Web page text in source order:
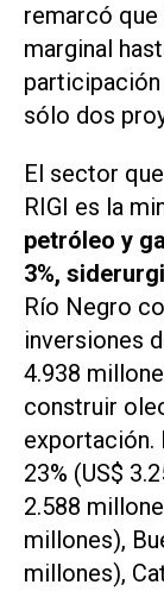
remarcó que
marginal
sólo dos
El sector
RIGI es la
petróleo y
3%,
Río Negro
inversiones
4.938
construir
exportación.
23% (US$
2.588
millones),
millones),